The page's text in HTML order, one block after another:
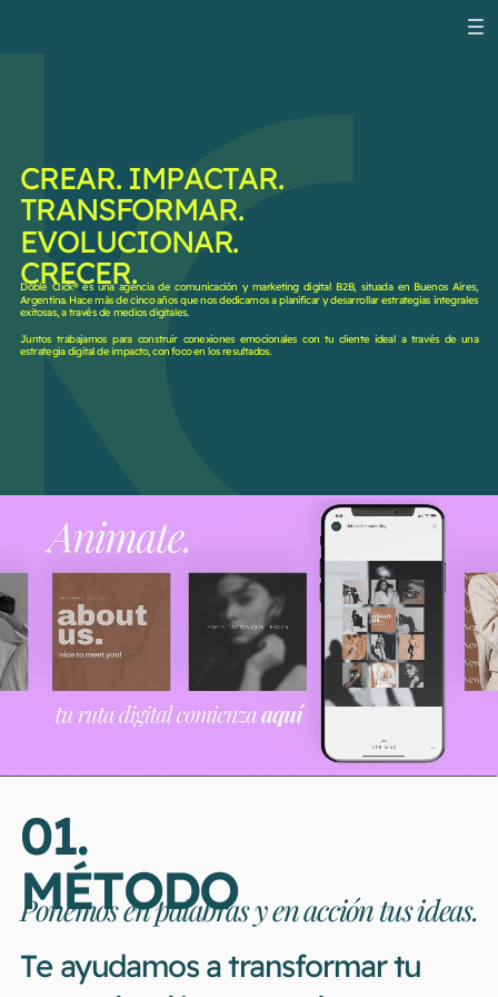
CREAR. IMPACTAR.
TRANSFORMAR.
EVOLUCIONAR.
CRECER.
Doble Click® es una agencia de comunicación y marketing digital B2B, situada en Buenos Aires,
Argentina. Hace más de cinco años que nos dedicamos a planificar y desarrollar estrategias integrales
exitosas, a través de medios digitales.
Juntos trabajamos para construir conexiones emocionales con tu cliente ideal a través de una
estrategia digital de impacto, con foco en los resultados.
01.
MÉTODO
Ponemos en palabras y en acción tus ideas.
Te ayudamos a transformar tu